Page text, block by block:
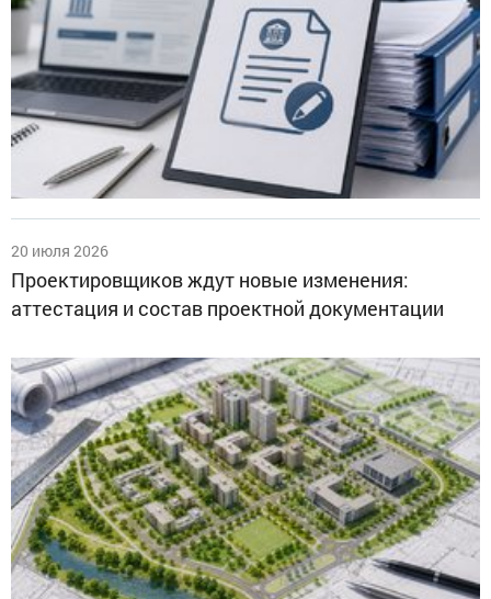
20 июля 2026
Проектировщиков ждут новые изменения:
аттестация и состав проектной документации